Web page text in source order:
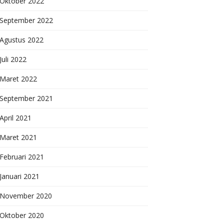
September 2022
Agustus 2022
Juli 2022
Maret 2022
September 2021
April 2021
Maret 2021
Februari 2021
Januari 2021
November 2020
Oktober 2020